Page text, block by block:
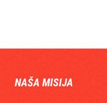
NAŠA MISIJA